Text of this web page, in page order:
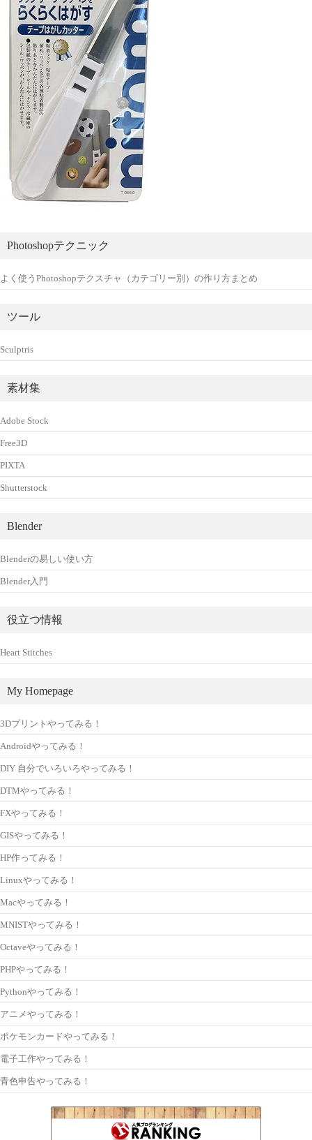
Photoshopテクニック
よく使うPhotoshopテクスチャ（カテゴリー別）の作り方まとめ
ツール
Sculptris
素材集
Adobe Stock
Free3D
PIXTA
Shutterstock
Blender
Blenderの易しい使い方
Blender入門
役立つ情報
Heart Stitches
My Homepage
3Dプリントやってみる！
Androidやってみる！
DIY 自分でいろいろやってみる！
DTMやってみる！
FXやってみる！
GISやってみる！
HP作ってみる！
Linuxやってみる！
Macやってみる！
MNISTやってみる！
Octaveやってみる！
PHPやってみる！
Pythonやってみる！
アニメやってみる！
ポケモンカードやってみる！
電子工作やってみる！
青色申告やってみる！